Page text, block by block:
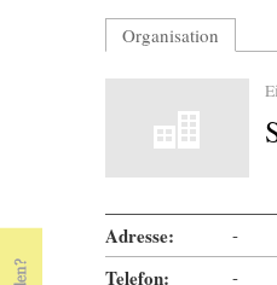
Organisation
Adresse: -
Telefon: -